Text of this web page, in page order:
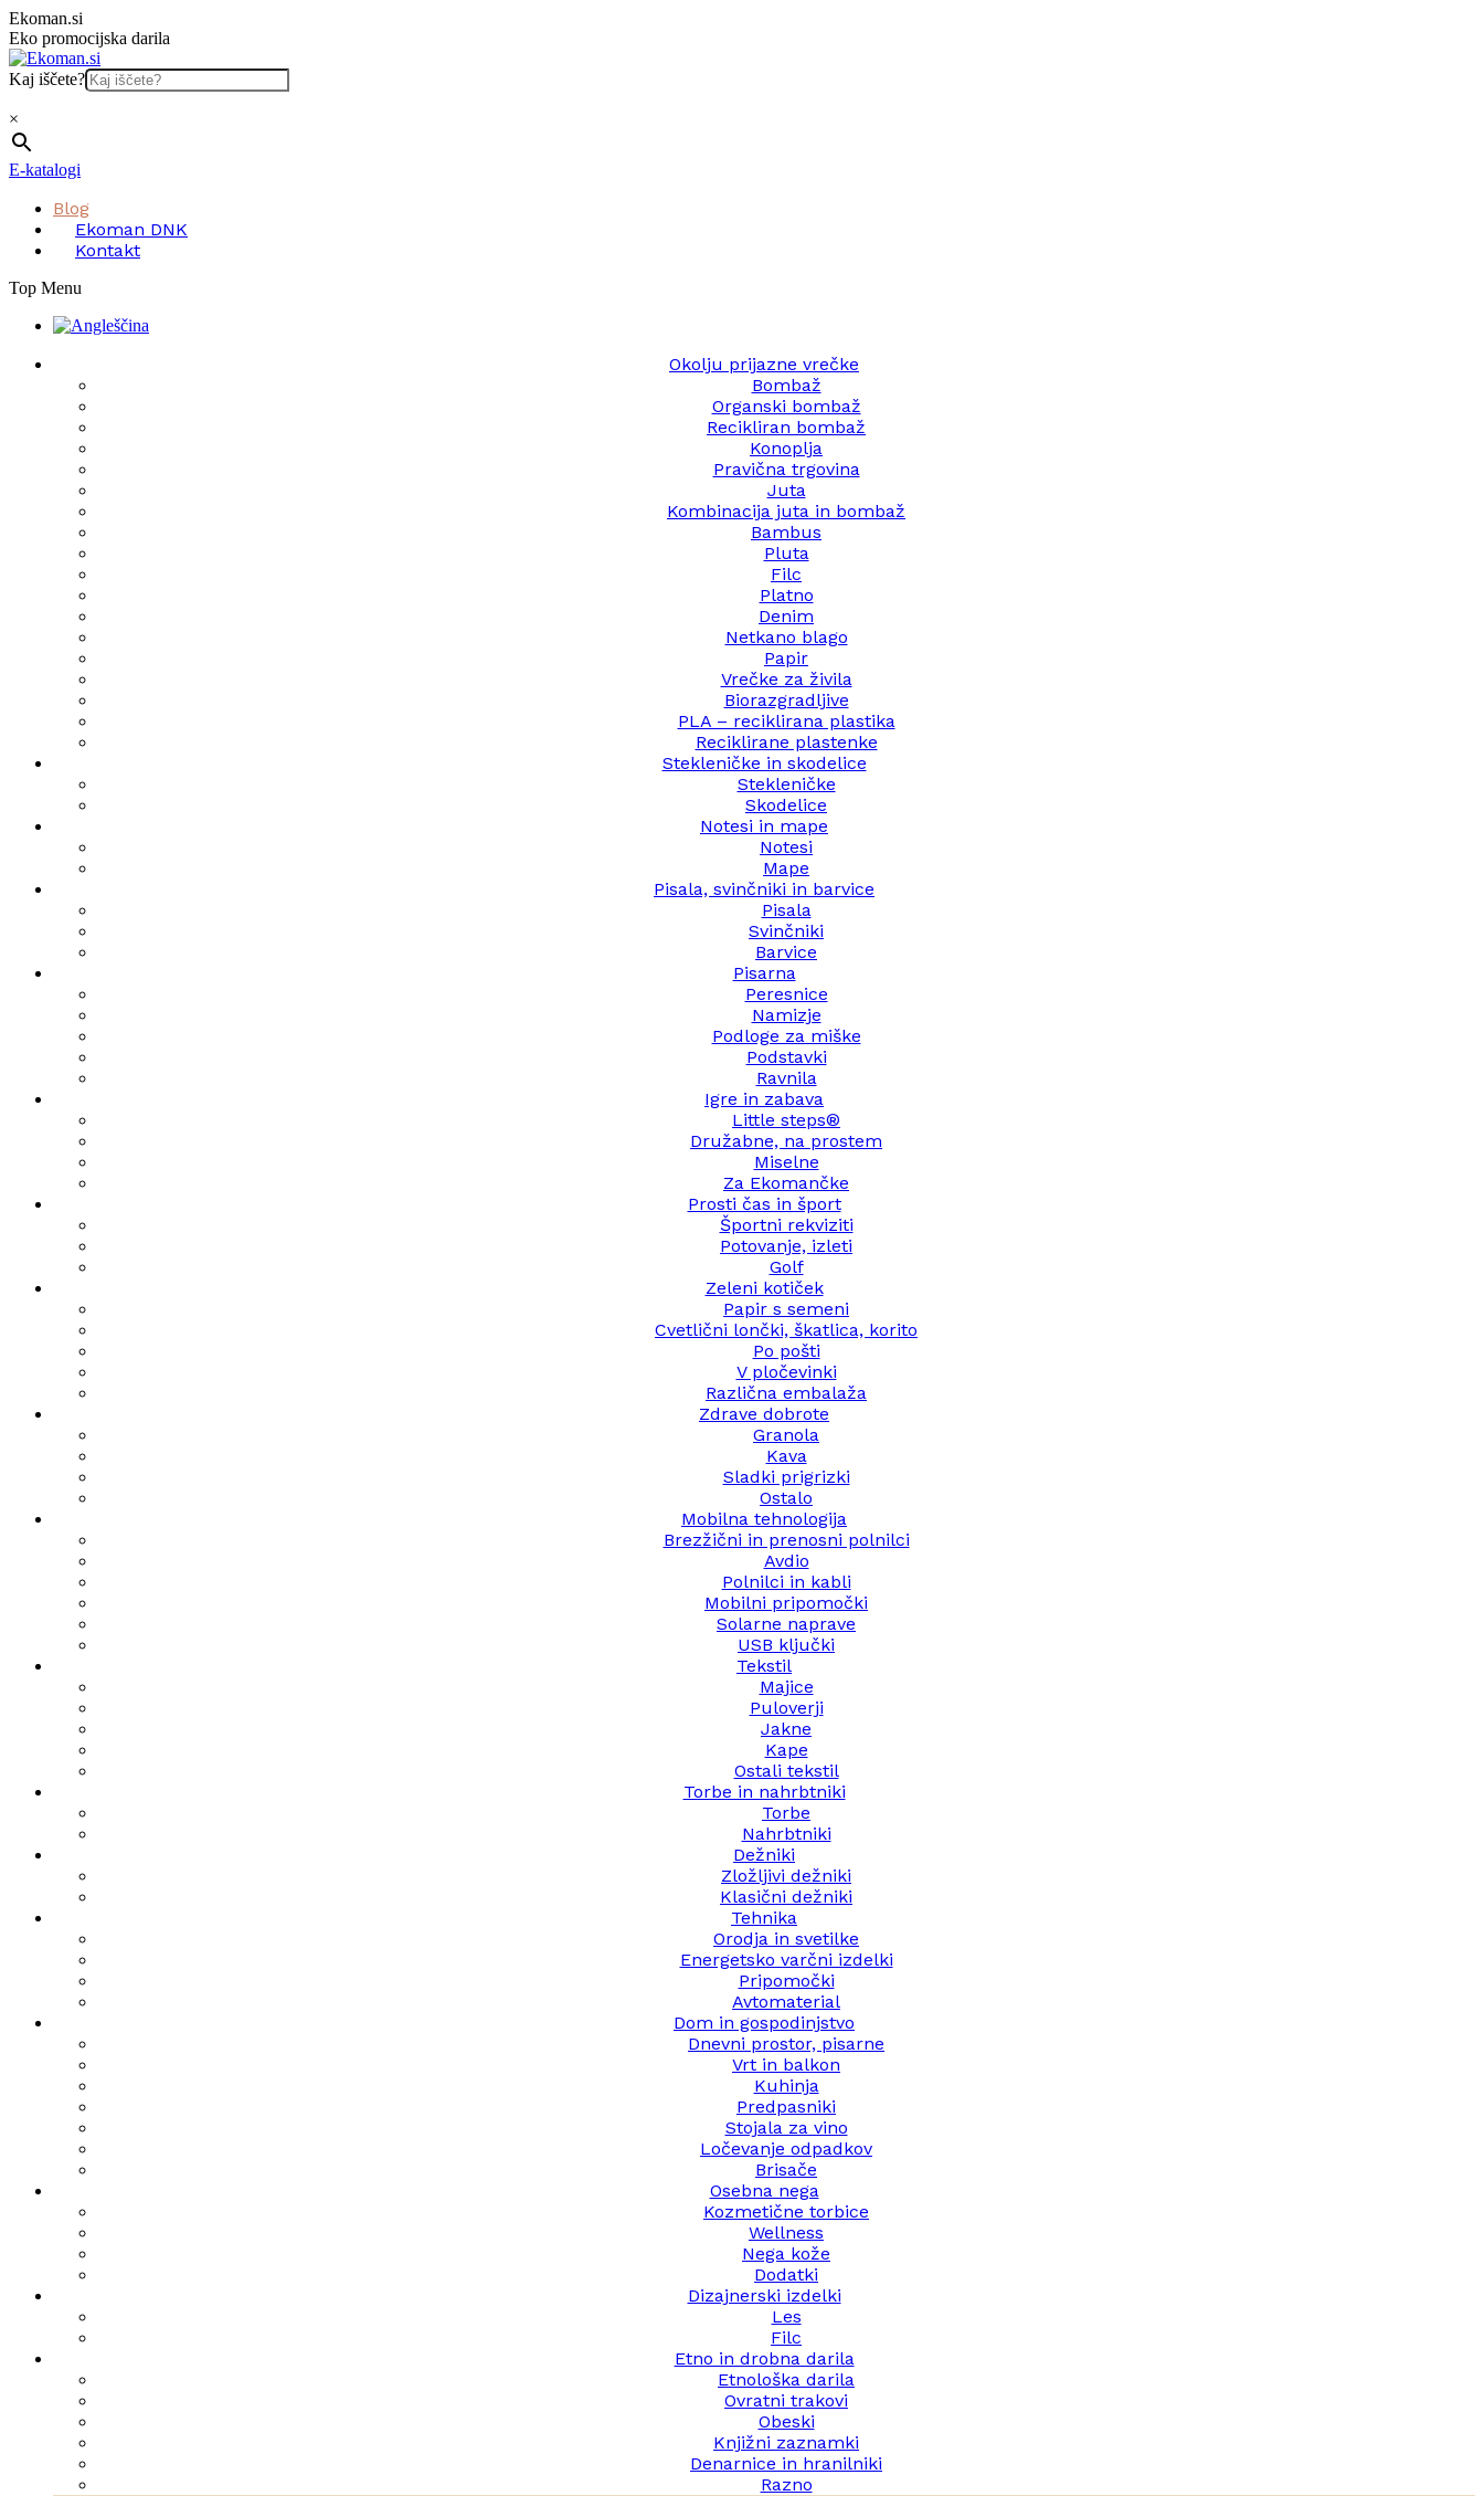
Skip
to
content
Ekoman.si
Eko promocijska darila
Kaj iščete?
×
E-katalogi
Blog
Ekoman DNK
Kontakt
Top Menu
Okolju prijazne vrečke
Bombaž
Organski bombaž
Recikliran bombaž
Konoplja
Pravična trgovina
Juta
Kombinacija juta in bombaž
Bambus
Pluta
Filc
Platno
Denim
Netkano blago
Papir
Vrečke za živila
Biorazgradljive
PLA – reciklirana plastika
Reciklirane plastenke
Stekleničke in skodelice
Stekleničke
Skodelice
Notesi in mape
Notesi
Mape
Pisala, svinčniki in barvice
Pisala
Svinčniki
Barvice
Pisarna
Peresnice
Namizje
Podloge za miške
Podstavki
Ravnila
Igre in zabava
Little steps®
Družabne, na prostem
Miselne
Za Ekomančke
Prosti čas in šport
Športni rekviziti
Potovanje, izleti
Golf
Zeleni kotiček
Papir s semeni
Cvetlični lončki, škatlica, korito
Po pošti
V pločevinki
Različna embalaža
Zdrave dobrote
Granola
Kava
Sladki prigrizki
Ostalo
Mobilna tehnologija
Brezžični in prenosni polnilci
Avdio
Polnilci in kabli
Mobilni pripomočki
Solarne naprave
USB ključki
Tekstil
Majice
Puloverji
Jakne
Kape
Ostali tekstil
Torbe in nahrbtniki
Torbe
Nahrbtniki
Dežniki
Zložljivi dežniki
Klasični dežniki
Tehnika
Orodja in svetilke
Energetsko varčni izdelki
Pripomočki
Avtomaterial
Dom in gospodinjstvo
Dnevni prostor, pisarne
Vrt in balkon
Kuhinja
Predpasniki
Stojala za vino
Ločevanje odpadkov
Brisače
Osebna nega
Kozmetične torbice
Wellness
Nega kože
Dodatki
Dizajnerski izdelki
Les
Filc
Etno in drobna darila
Etnološka darila
Ovratni trakovi
Obeski
Knjižni zaznamki
Denarnice in hranilniki
Razno